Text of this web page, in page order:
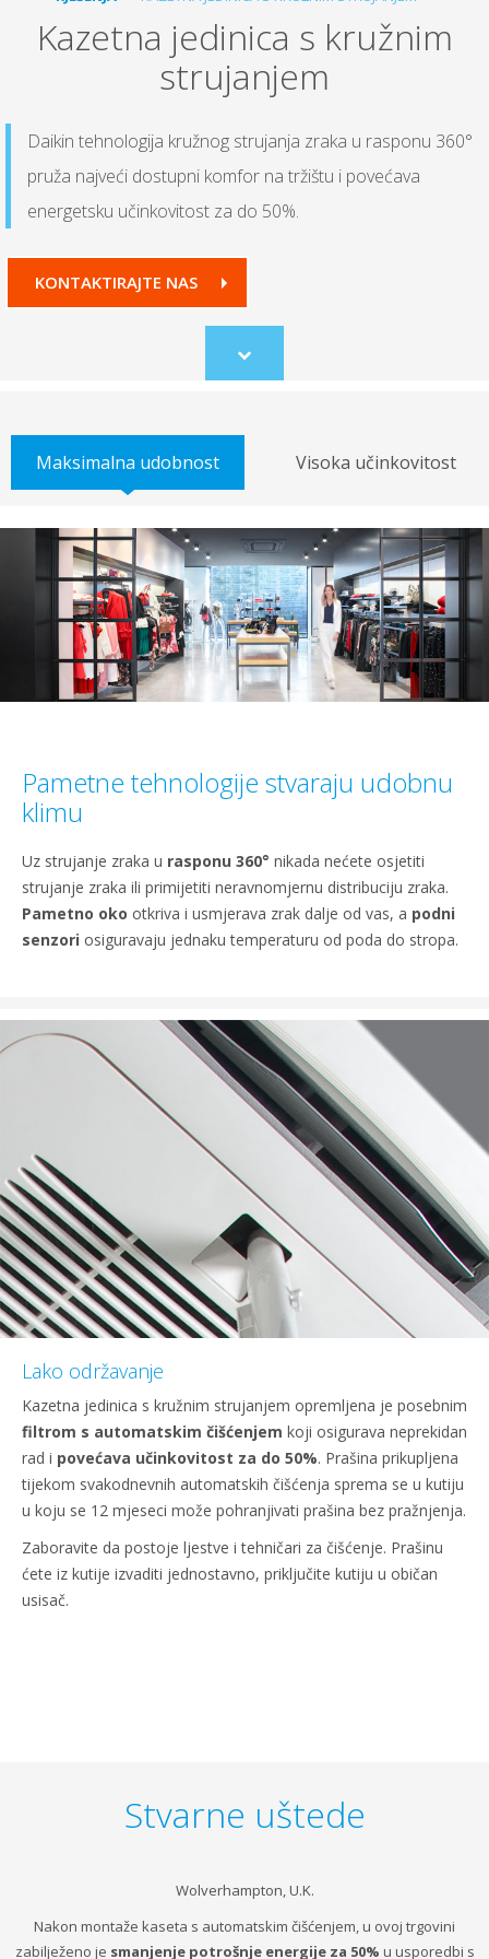
Kazetna jedinica s kružnim
strujanjem
Daikin tehnologija kružnog strujanja zraka u rasponu 360°
pruža najveći dostupni komfor na tržištu i povećava
energetsku učinkovitost za do 50%.
KONTAKTIRAJTE NAS
Scroll
to
Maksimalna udobnost Visoka učinkovitost
Pametne tehnologije stvaraju udobnu
klimu
Uz strujanje zraka u rasponu 360° nikada nećete osjetiti
strujanje zraka ili primijetiti neravnomjernu distribuciju zraka.
Pametno oko otkriva i usmjerava zrak dalje od vas, a podni
senzori osiguravaju jednaku temperaturu od poda do stropa.
Lako održavanje
Kazetna jedinica s kružnim strujanjem opremljena je posebnim
filtrom s automatskim čišćenjem koji osigurava neprekidan
rad i povećava učinkovitost za do 50%. Prašina prikupljena
tijekom svakodnevnih automatskih čišćenja sprema se u kutiju
u koju se 12 mjeseci može pohranjivati prašina bez pražnjenja.
Zaboravite da postoje ljestve i tehničari za čišćenje. Prašinu
ćete iz kutije izvaditi jednostavno, priključite kutiju u običan
usisač.
Stvarne uštede
Wolverhampton, U.K.
Nakon montaže kaseta s automatskim čišćenjem, u ovoj trgovini
zabilježeno je smanjenje potrošnje energije za 50% u usporedbi s